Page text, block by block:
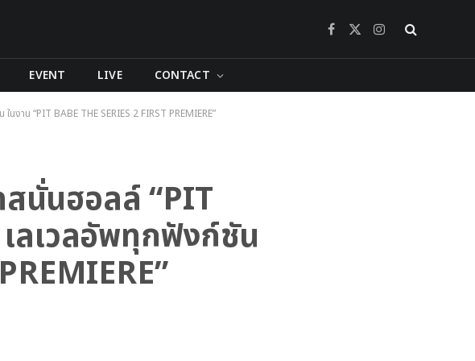
Facebook
X
Instagram
EVENT LIVE CONTACT
งาน “PIT BABE THE SERIES 2 FIRST PREMIERE”
สนั่นฮอลล์ “PIT
เลเวลอัพทุกฟังก์ชัน